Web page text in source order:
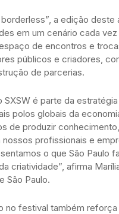
a edição
em um cenário cada
de encontros e
públicos e criadores,
de parcerias.
SXSW é parte da
polos globais da
de produzir
profissionais e
o que São Paulo
criatividade”, afirma
São Paulo.
no festival também